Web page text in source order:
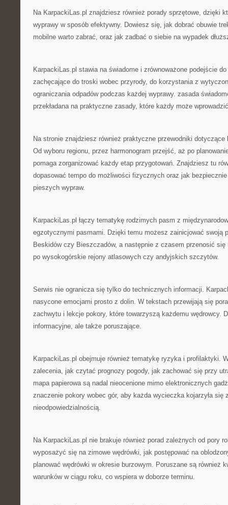
Na KarpackiLas.pl znajdziesz również porady sprzętowe, dzięki
wyprawy w sposób efektywny. Dowiesz się, jak dobrać obuwie
mobilne warto zabrać, oraz jak zadbać o siebie na wypadek
KarpackiLas.pl stawia na świadome i zrównoważone podejście
zachęcające do troski wobec przyrody, do korzystania z
ograniczania odpadów podczas każdej wyprawy. zasada
przekładana na praktyczne zasady, które każdy może
Na stronie znajdziesz również praktyczne przewodniki
Od wyboru regionu, przez harmonogram przejść, aż po
pomaga zorganizować każdy etap przygotowań. Znajdziesz tu
dopasować tempo do możliwości fizycznych oraz jak
pieszych wypraw.
KarpackiLas.pl łączy tematykę rodzimych pasm z
egzotycznymi pasmami. Dzięki temu możesz zainicjować swoją
Beskidów czy Bieszczadów, a następnie z czasem przenosić
po wysokogórskie rejony atlasowych czy andyjskich szczytów.
Serwis nie ogranicza się tylko do technicznych informacji.
nasycone emocjami prosto z dolin. W tekstach przewijają się
zachwytu i lekcje pokory, które towarzyszą każdemu wędrowcy.
informacyjne, ale także poruszające.
KarpackiLas.pl obejmuje również tematykę ryzyka i profilaktyki.
zalecenia, jak czytać prognozy pogody, jak zachować się przy
mapa papierowa są nadal nieocenione mimo elektronicznych
znaczenie pokory wobec gór, aby każda wycieczka kojarzyła
nieodpowiedzialnością.
Na KarpackiLas.pl nie brakuje również porad zależnych od pory
wyposażyć się na zimowe wędrówki, jak postępować na
planować wędrówki w okresie burzowym. Poruszane są również
warunków w ciągu roku, co wspiera w doborze terminu.